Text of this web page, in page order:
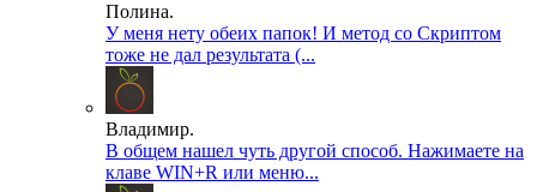
Полина.
У меня нету обеих папок! И метод со Скриптом
тоже не дал результата (...
Владимир.
В общем нашел чуть другой способ. Нажимаете на
клаве WIN+R или меню...